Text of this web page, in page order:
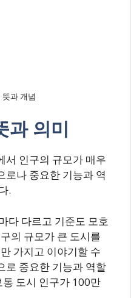
과 개념
과 의미
서 인구의 규모가 매우
로나 중요한 기능과 역
.
다 다르고 기준도 모호
의 규모가 큰 도시를
가지고 이야기할 수
로 중요한 기능과 역할
도시 인구가 100만